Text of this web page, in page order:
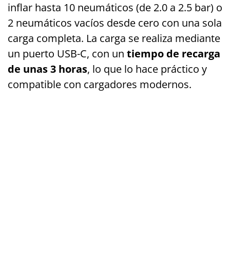
inflar hasta 10 neumáticos (de 2.0 a 2.5 bar) o
2 neumáticos vacíos desde cero con una sola
carga completa. La carga se realiza mediante
un puerto USB-C, con un tiempo de recarga
de unas 3 horas, lo que lo hace práctico y
compatible con cargadores modernos.